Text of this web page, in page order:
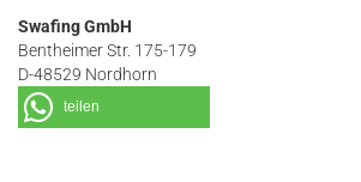
Swafing GmbH
Bentheimer Str. 175-179
D-48529 Nordhorn
teilen